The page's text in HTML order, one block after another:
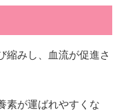
縮みし、血流が促進さ
素が運ばれやすくな